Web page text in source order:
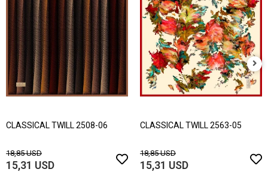
CLASSICAL TWILL 2508-06
18,85 USD
15,31 USD
CLASSICAL TWILL 2563-05
18,85 USD
15,31 USD